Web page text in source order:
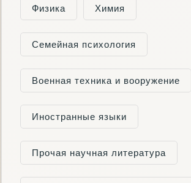
Физика Химия
Семейная психология
Военная техника и вооружение
Иностранные языки
Прочая научная литература